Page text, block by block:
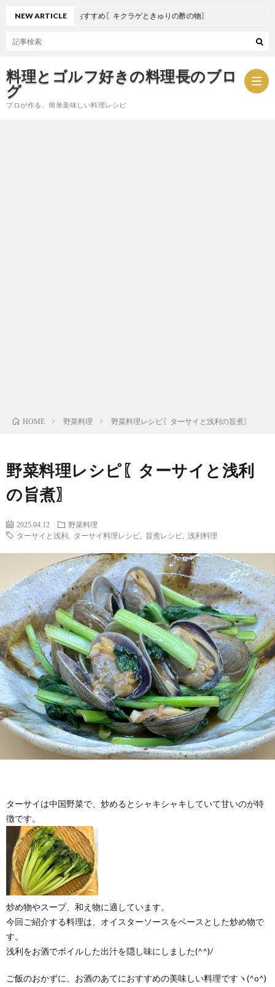
料理とゴルフ好きの料理長のブロ
グ
プロが作る、簡単美味しい料理レシピ
NEW ARTICLE夏におすすめ〖キクラゲときゅりの酢の物〗
HOME 野菜料理 野菜料理レシピ〖ターサイと浅利の旨煮〗
野菜料理レシピ〖ターサイと浅利
の旨煮〗
2025.04.12
野菜料理
ターサイと浅利
ターサイ料理レシピ 旨煮レシピ 浅利料理
ターサイは中国野菜で、炒めるとシャキシャキしていて甘いのが特
徴です。
炒め物やスープ、和え物に適しています。
今回ご紹介する料理は、オイスターソースをベースとした炒め物で
す。
浅利をお酒でボイルした出汁を隠し味にしました(^^)/
ご飯のおかずに、お酒のあてにおすすめの美味しい料理ですヽ(^o^)